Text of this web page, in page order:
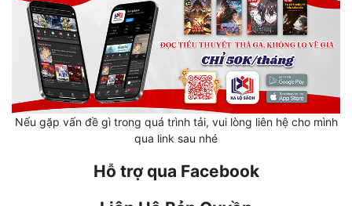
Kinh Dị
Kiếm Hiệp
Kỳ Huyễn
Kỳ Ảo
Nếu gặp vấn đề gì trong quá trình tải, vui lòng liên hệ cho mình
qua link sau nhé
Hỗ trợ qua Facebook